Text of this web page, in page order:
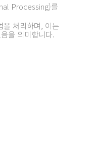
Processing)를
처리하며, 이는
을 의미합니다.